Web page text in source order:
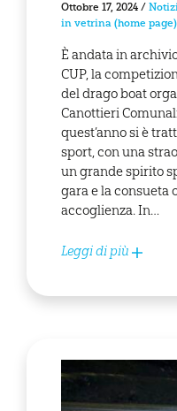
Ottobre 17, 2024 /
in vetrina (home page)
È andata in
CUP, la
del drago boat
Canottieri
quest’anno si è
sport, con una
un grande spirito
gara e la consueta
accoglienza. In…
Leggi di più